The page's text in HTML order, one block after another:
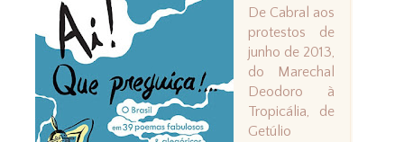
De Cabral aos
protestos de
junho de 2013,
do Marechal
Deodoro à
Tropicália, de
Getúlio